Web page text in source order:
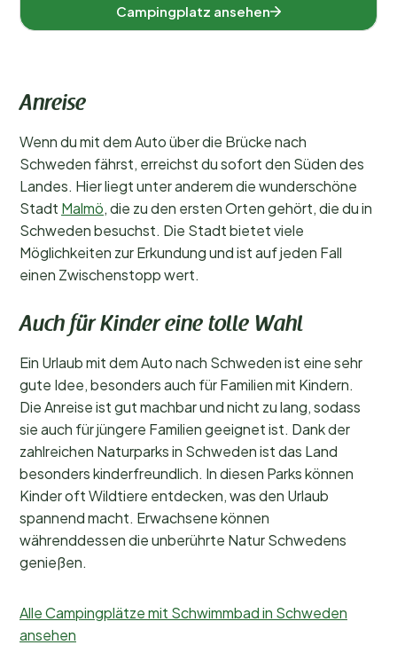
Sport und FreizeitCampingplatz ansehen
Anreise
Wenn du mit dem Auto über die Brücke nach
Schweden fährst, erreichst du sofort den Süden des
Landes. Hier liegt unter anderem die wunderschöne
Stadt Malmö, die zu den ersten Orten gehört, die du in
Schweden besuchst. Die Stadt bietet viele
Möglichkeiten zur Erkundung und ist auf jeden Fall
einen Zwischenstopp wert.
Auch für Kinder eine tolle Wahl
Ein Urlaub mit dem Auto nach Schweden ist eine sehr
gute Idee, besonders auch für Familien mit Kindern.
Die Anreise ist gut machbar und nicht zu lang, sodass
sie auch für jüngere Familien geeignet ist. Dank der
zahlreichen Naturparks in Schweden ist das Land
besonders kinderfreundlich. In diesen Parks können
Kinder oft Wildtiere entdecken, was den Urlaub
spannend macht. Erwachsene können
währenddessen die unberührte Natur Schwedens
genießen.
Alle Campingplätze mit Schwimmbad in Schweden
ansehen